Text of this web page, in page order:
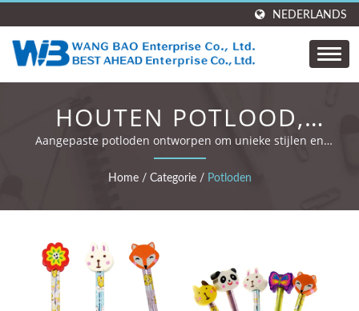
NEDERLANDS
HOUTEN POTLOOD,
NOVITEIT POTLOOD
Aangepaste potloden ontworpen om unieke stijlen en
gepersonaliseerde branding te tonen.
Home / Categorie / Potloden